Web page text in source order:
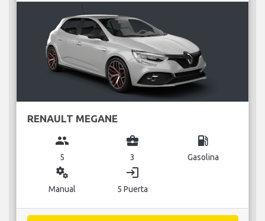
group business_center local_gas_station
miscellaneous_services login